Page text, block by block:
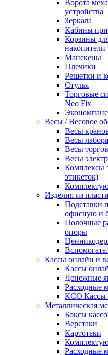
Ворота
устройства
Зеркала
Кабины
Корзины
накопители
Манекены
Плечики
Решетки и
Стулья
Торговые
Neo Fix
Весы / Весовое
Весы
Весы
Весы
Весы
Комплексы
этикеток)
Изделия из
Подставки
офисную и
Полочные
опоры
Кассы онлайн и
Кассы
Денежные
Расходные
КСО Кассы
Металлическая
Боксы
Верстаки
Картотеки
Расходные